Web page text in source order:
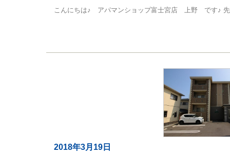
こんにちは♪ アパマンショップ富士宮店 上野 です♪
2018年3月19日